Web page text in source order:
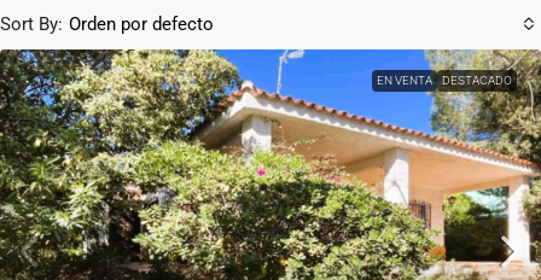
Sort By: Orden por defecto
EN VENTA DESTACADO